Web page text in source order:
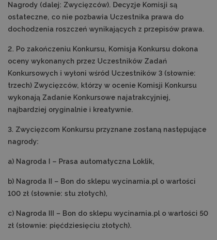
Nagrody (dalej: Zwycięzców). Decyzje Komisji są
ostateczne, co nie pozbawia Uczestnika prawa do
dochodzenia roszczeń wynikających z przepisów prawa.
2. Po zakończeniu Konkursu, Komisja Konkursu dokona
oceny wykonanych przez Uczestników Zadań
Konkursowych i wyłoni wśród Uczestników 3 (słownie:
trzech) Zwycięzców, którzy w ocenie Komisji Konkursu
wykonają Zadanie Konkursowe najatrakcyjniej,
najbardziej oryginalnie i kreatywnie.
3. Zwycięzcom Konkursu przyznane zostaną następujące
nagrody:
a) Nagroda I – Prasa automatyczna Loklik,
b) Nagroda II – Bon do sklepu wycinarnia.pl o wartości
100 zł (słownie: stu złotych),
c) Nagroda III – Bon do sklepu wycinarnia.pl o wartości 50
zł (słownie: pięćdziesięciu złotych).